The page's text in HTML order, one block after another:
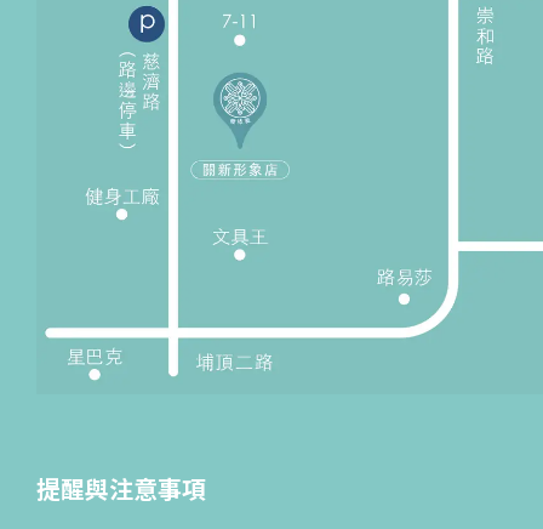
提醒與注意事項